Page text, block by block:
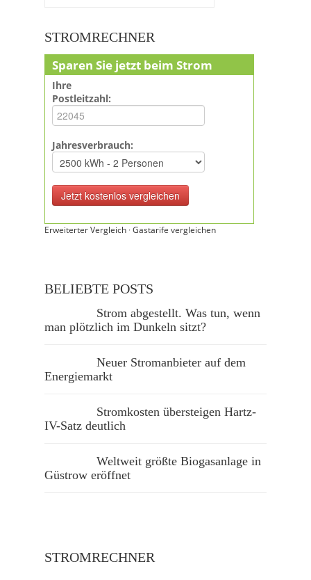
STROMRECHNER
Sparen Sie jetzt beim Strom
Ihre
Postleitzahl:
Jahresverbrauch:
Erweiterter Vergleich ·Gastarife vergleichen
BELIEBTE POSTS
Strom abgestellt. Was tun, wenn
man plötzlich im Dunkeln sitzt?
Neuer Stromanbieter auf dem
Energiemarkt
Stromkosten übersteigen Hartz-
IV-Satz deutlich
Weltweit größte Biogasanlage in
Güstrow eröffnet
STROMRECHNER